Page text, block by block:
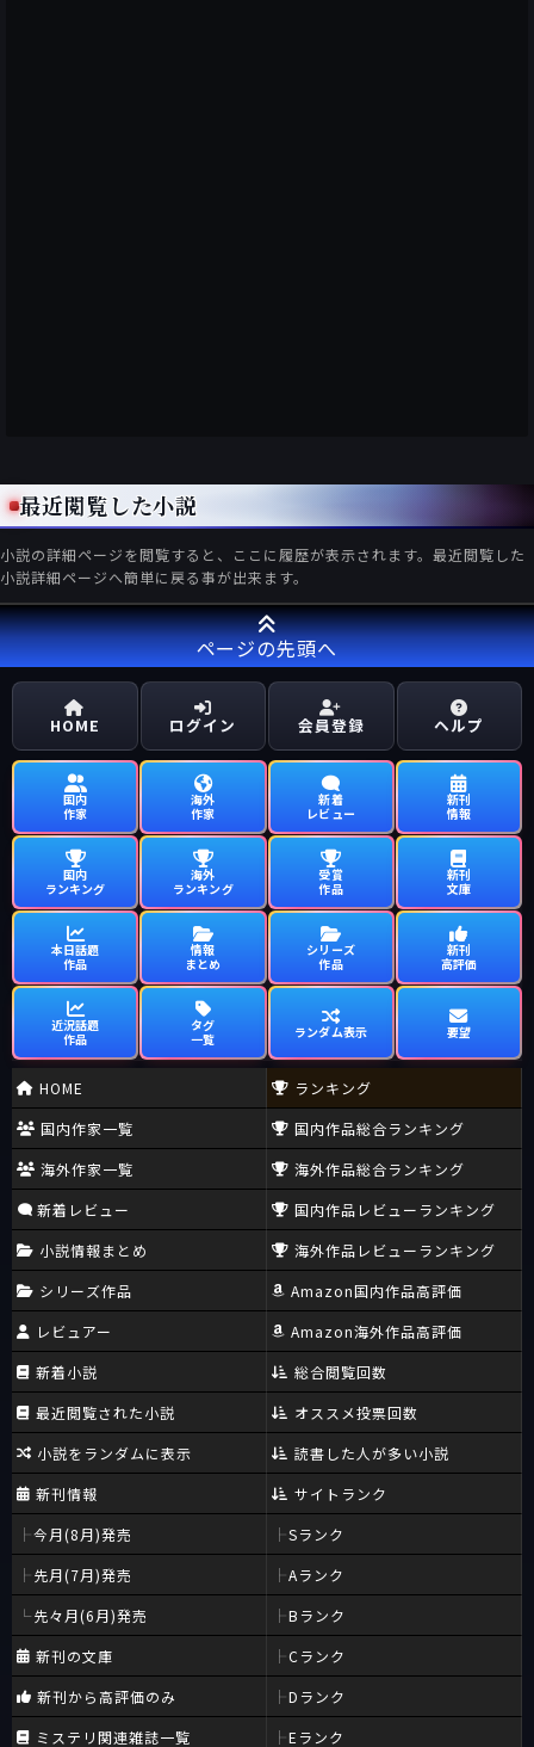
最近閲覧した小説
小説の詳細ページを閲覧すると、ここに履歴が表示されます。最近閲覧した
小説詳細ページへ簡単に戻る事が出来ます。
ページの先頭へ
HOME ログイン 会員登録 ヘルプ
国内
作家
海外
作家
新着
レビュー
新刊
情報
国内
ランキング
海外
ランキング
受賞
作品
新刊
文庫
本日話題
作品
情報
まとめ
シリーズ
作品
新刊
高評価
近況話題
作品
タグ
一覧
ランダム表示 要望
HOME
国内作家一覧
海外作家一覧
新着レビュー
小説情報まとめ
シリーズ作品
レビュアー
新着小説
最近閲覧された小説
小説をランダムに表示
新刊情報
今月(8月)発売
先月(7月)発売
先々月(6月)発売
新刊の文庫
新刊から高評価のみ
ミステリ関連雑誌一覧
ランキング
国内作品総合ランキング
海外作品総合ランキング
国内作品レビューランキング
海外作品レビューランキング
Amazon国内作品高評価
Amazon海外作品高評価
総合閲覧回数
オススメ投票回数
読書した人が多い小説
サイトランク
Sランク
Aランク
Bランク
Cランク
Dランク
Eランク